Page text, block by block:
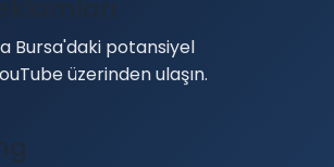
Bursa'daki potansiyel
üzerinden ulaşın.